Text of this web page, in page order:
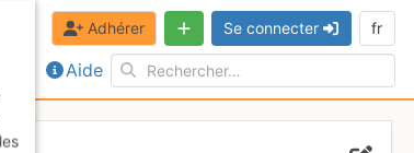
Aide
Adhérer Se connecter fr